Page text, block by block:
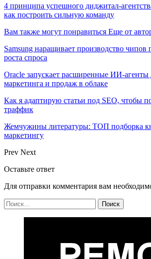
4 принципа успешного диджитал-
как построить сильную команду
Вам также могут понравиться Еще от
Samsung наращивает производство чипов
роста спроса
Oracle запускает расширенные ИИ‑агенты
маркетинга и продаж в облаке
Как я адаптирую статьи под SEO, чтобы
траффик
Жемчужины литературы: ТОП подборка
маркетингу
Prev Next
Оставьте ответ
Для отправки комментария вам